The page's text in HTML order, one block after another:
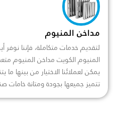
مداخن المنيوم
لتقديم خدمات متكاملة، فإننا
المنيوم الكويت مداخن المنيوم
يمكن لعملائنا الاختيار من بينها
تتميز جميعها بجودة ومتانة خامات